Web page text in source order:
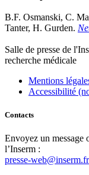
B.F. Osmanski, C.
Tanter, H. Gurden.
Salle de presse de
recherche médicale
Mentions
Accessibilité
Contacts
Envoyez un message
l’Inserm :
presse-web@inserm.fr